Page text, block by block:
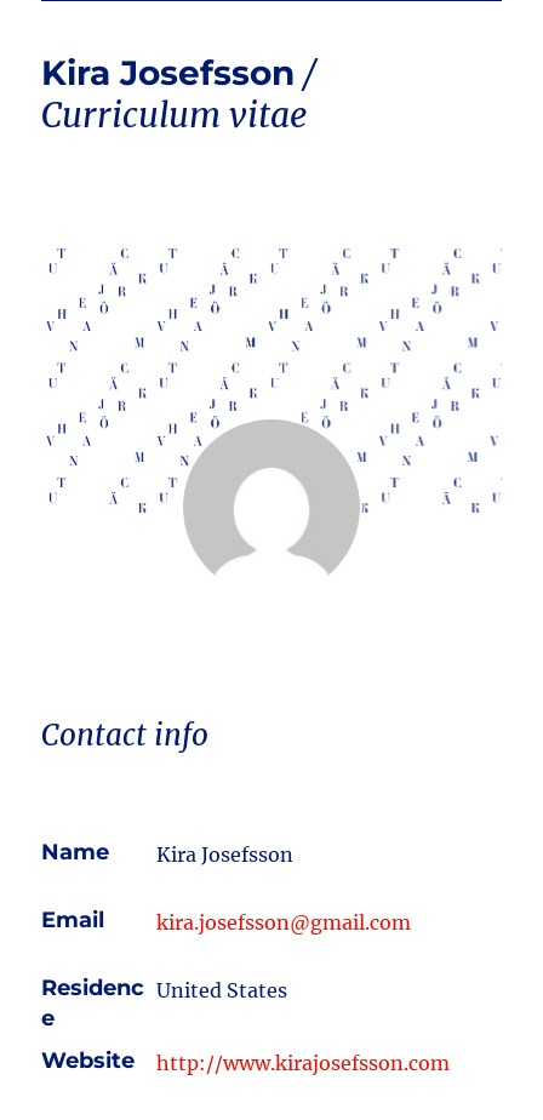
Kira Josefsson
Contact info
Name Kira Josefsson
Email kira.josefsson@gmail.com
Residenc
e
United States
Website http://www.kirajosefsson.com